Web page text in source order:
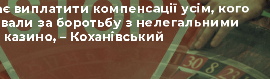
виплатити компенсації усім, кого
за боротьбу з нелегальними
казино, – Коханівський